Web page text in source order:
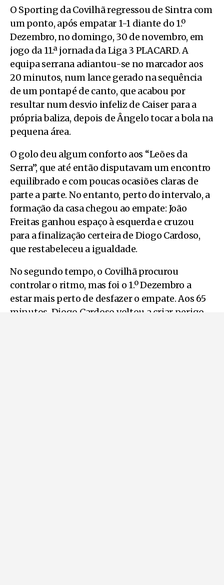
O Sporting da Covilhã regressou de Sintra com
um ponto, após empatar 1-1 diante do 1.º
Dezembro, no domingo, 30 de novembro, em
jogo da 11.ª jornada da Liga 3 PLACARD. A
equipa serrana adiantou-se no marcador aos
20 minutos, num lance gerado na sequência
de um pontapé de canto, que acabou por
resultar num desvio infeliz de Caiser para a
própria baliza, depois de Ângelo tocar a bola na
pequena área.
O golo deu algum conforto aos “Leões da
Serra”, que até então disputavam um encontro
equilibrado e com poucas ocasiões claras de
parte a parte. No entanto, perto do intervalo, a
formação da casa chegou ao empate: João
Freitas ganhou espaço à esquerda e cruzou
para a finalização certeira de Diogo Cardoso,
que restabeleceu a igualdade.
No segundo tempo, o Covilhã procurou
controlar o ritmo, mas foi o 1.º Dezembro a
estar mais perto de desfazer o empate. Aos 65
minutos, Diogo Cardoso voltou a criar perigo,